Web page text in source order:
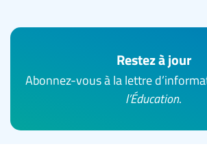
Restez à jour
Abonnez-vous à la lettre
l’Éducation.